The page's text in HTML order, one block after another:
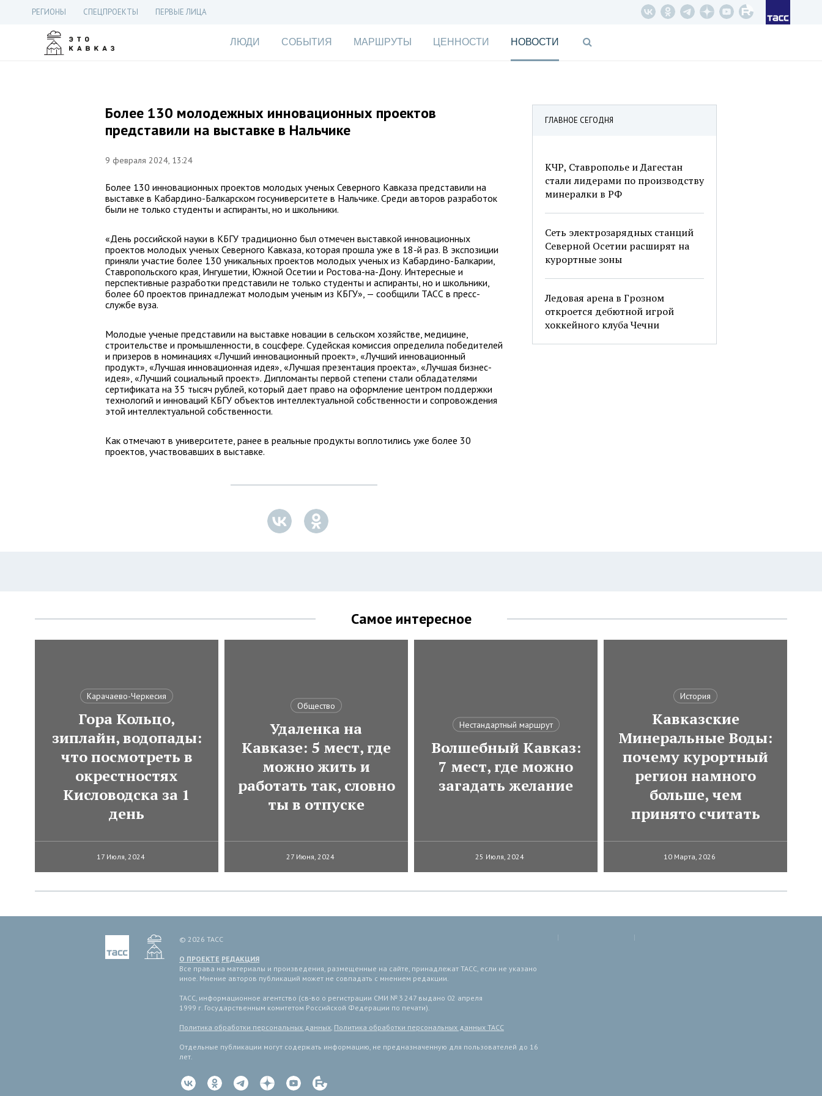
РЕГИОНЫ СПЕЦПРОЕКТЫ ПЕРВЫЕ ЛИЦА
ЛЮДИ СОБЫТИЯ МАРШРУТЫ ЦЕННОСТИ НОВОСТИ
ГЛАВНОЕ СЕГОДНЯ
КЧР, Ставрополье и Дагестан
стали лидерами по производству
минералки в РФ
Сеть электрозарядных станций
Северной Осетии расширят на
курортные зоны
Ледовая арена в Грозном
откроется дебютной игрой
хоккейного клуба Чечни
Более 130 молодежных инновационных проектов
представили на выставке в Нальчике
9 февраля 2024, 13:24
Более 130 инновационных проектов молодых ученых Северного Кавказа представили на
выставке в Кабардино-Балкарском госуниверситете в Нальчике. Среди авторов разработок
были не только студенты и аспиранты, но и школьники.
«День российской науки в КБГУ традиционно был отмечен выставкой инновационных
проектов молодых ученых Северного Кавказа, которая прошла уже в 18-й раз. В экспозиции
приняли участие более 130 уникальных проектов молодых ученых из Кабардино-Балкарии,
Ставропольского края, Ингушетии, Южной Осетии и Ростова-на-Дону. Интересные и
перспективные разработки представили не только студенты и аспиранты, но и школьники,
более 60 проектов принадлежат молодым ученым из КБГУ», — сообщили ТАСС в пресс-
службе вуза.
Молодые ученые представили на выставке новации в сельском хозяйстве, медицине,
строительстве и промышленности, в соцсфере. Судейская комиссия определила победителей
и призеров в номинациях «Лучший инновационный проект», «Лучший инновационный
продукт», «Лучшая инновационная идея», «Лучшая презентация проекта», «Лучшая бизнес-
идея», «Лучший социальный проект». Дипломанты первой степени стали обладателями
сертификата на 35 тысяч рублей, который дает право на оформление центром поддержки
технологий и инноваций КБГУ объектов интеллектуальной собственности и сопровождения
этой интеллектуальной собственности.
Как отмечают в университете, ранее в реальные продукты воплотились уже более 30
проектов, участвовавших в выставке.
Самое интересное
Карачаево-Черкесия
Гора Кольцо,
зиплайн, водопады:
что посмотреть в
окрестностях
Кисловодска за 1
день
17 Июля, 2024
Общество
Удаленка на
Кавказе: 5 мест, где
можно жить и
работать так, словно
ты в отпуске
27 Июня, 2024
Нестандартный маршрут
Волшебный Кавказ:
7 мест, где можно
загадать желание
25 Июля, 2024
История
Кавказские
Минеральные Воды:
почему курортный
регион намного
больше, чем
принято считать
10 Марта, 2026
© 2026 ТАСС
О ПРОЕКТЕ РЕДАКЦИЯ
Все права на материалы и произведения, размещенные на сайте, принадлежат ТАСС, если не указано
иное. Мнение авторов публикаций может не совпадать с мнением редакции.
ТАСС, информационное агентство (св-во о регистрации СМИ № 3 247 выдано 02 апреля
1999 г. Государственным комитетом Российской Федерации по печати).
Политика обработки персональных данных, Политика обработки персональных данных ТАСС
Отдельные публикации могут содержать информацию, не предназначенную для пользователей до 16
лет.